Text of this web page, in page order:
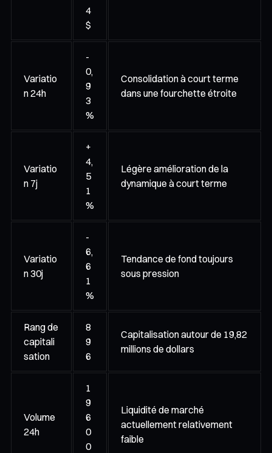
4
$
Variatio
n 24h
-
0,
9
3
%
Consolidation à court terme
dans une fourchette étroite
Variatio
n 7j
+
4,
5
1
%
Légère amélioration de la
dynamique à court terme
Variatio
n 30j
-
6,
6
1
%
Tendance de fond toujours
sous pression
Rang de
capitali
sation
8
9
6
Capitalisation autour de 19,82
millions de dollars
Volume
24h
1
9
6
0
0
Liquidité de marché
actuellement relativement
faible